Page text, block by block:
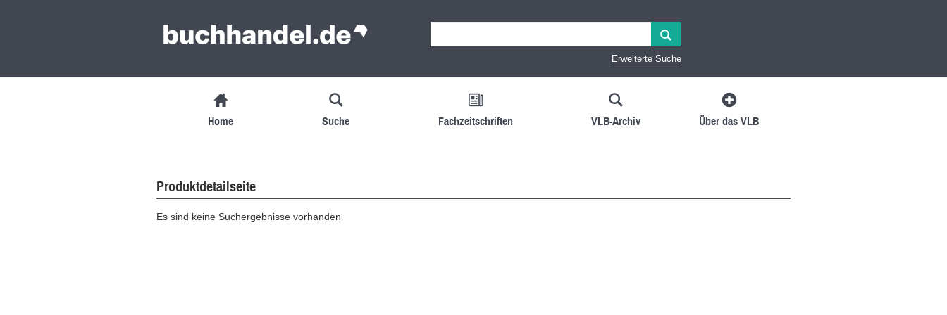
Erweiterte Suche
Home Suche Fachzeitschriften VLB-Archiv Über das VLB
Produktdetailseite
Es sind keine Suchergebnisse vorhanden